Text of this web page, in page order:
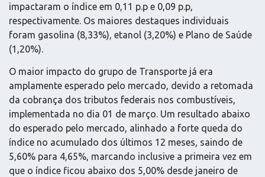
impactaram o índice em 0,11 p.p e 0,09 p.p,
respectivamente. Os maiores destaques individuais
foram gasolina (8,33%), etanol (3,20%) e Plano de Saúde
(1,20%).
O maior impacto do grupo de Transporte já era
amplamente esperado pelo mercado, devido a retomada
da cobrança dos tributos federais nos combustíveis,
implementada no dia 01 de março. Um resultado abaixo
do esperado pelo mercado, alinhado a forte queda do
índice no acumulado dos últimos 12 meses, saindo de
5,60% para 4,65%, marcando inclusive a primeira vez em
que o índice ficou abaixo dos 5,00% desde janeiro de